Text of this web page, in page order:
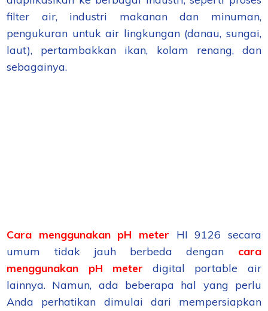
filter air, industri makanan dan minuman,
pengukuran untuk air lingkungan (danau, sungai,
laut), pertambakkan ikan, kolam renang, dan
sebagainya.
Cara menggunakan pH meter HI 9126 secara
umum tidak jauh berbeda dengan cara
menggunakan pH meterdigital portable air
lainnya. Namun, ada beberapa hal yang perlu
Anda perhatikan dimulai dari mempersiapkan